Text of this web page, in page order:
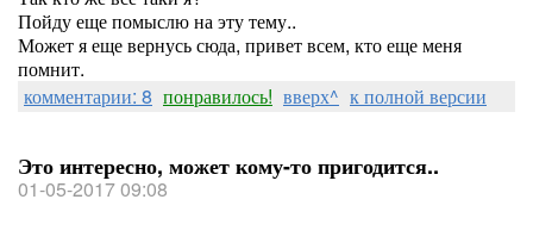
Пойду еще помыслю на эту тему..
Может я еще вернусь сюда, привет всем, кто еще меня
помнит.
комментарии: 8 понравилось! вверх^ к полной версии
Это интересно, может кому-то пригодится..
01-05-2017 09:08